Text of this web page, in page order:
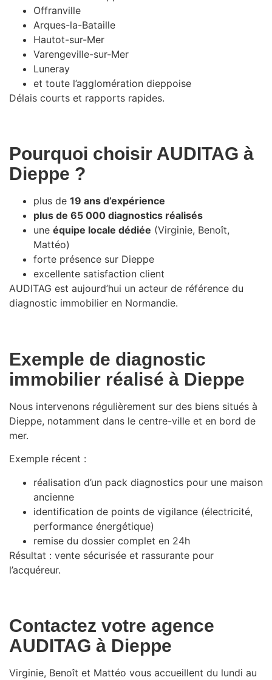
Offranville
Arques-la-Bataille
Hautot-sur-Mer
Varengeville-sur-Mer
Luneray
et toute l’agglomération dieppoise
Délais courts et rapports rapides.
Pourquoi choisir AUDITAG à
Dieppe ?
plus de 19 ans d’expérience
plus de 65 000 diagnostics réalisés
une équipe locale dédiée (Virginie, Benoît,
Mattéo)
forte présence sur Dieppe
excellente satisfaction client
AUDITAG est aujourd’hui un acteur de référence du
diagnostic immobilier en Normandie.
Exemple de diagnostic
immobilier réalisé à Dieppe
Nous intervenons régulièrement sur des biens situés à
Dieppe, notamment dans le centre-ville et en bord de
mer.
Exemple récent :
réalisation d’un pack diagnostics pour une maison
ancienne
identification de points de vigilance (électricité,
performance énergétique)
remise du dossier complet en 24h
Résultat : vente sécurisée et rassurante pour
l’acquéreur.
Contactez votre agence
AUDITAG à Dieppe
Virginie, Benoît et Mattéo vous accueillent du lundi au